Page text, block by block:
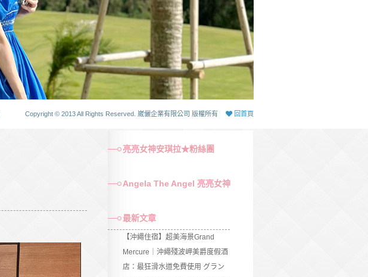
Copyright © 2013 All Rights Reserved. 崴儷企業有限公司 版權所有 回首頁
亮亮女神安琪拉★粉絲團
Angela The Angel 亮亮女神
最新文章
【沖繩住宿】超美海景Grand
Mercure｜沖繩殘波岬美爵度假酒
店：最狂滑水道免費使用 グラン